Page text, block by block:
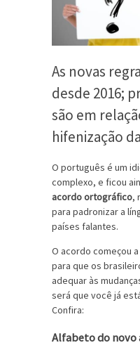
As novas
desde 2016;
são em
hifenização
O português é um
complexo, e ficou
acordo ortográfico,
para padronizar a
países falantes.
O acordo começou
para que os
adequar às
será que você já
Confira:
Alfabeto do